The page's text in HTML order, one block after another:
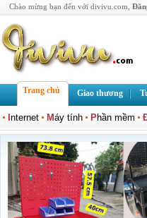
Chào mừng bạn đến với divivu.com,
Trang chủ Giao thương
nternet Máy tính Phần mềm